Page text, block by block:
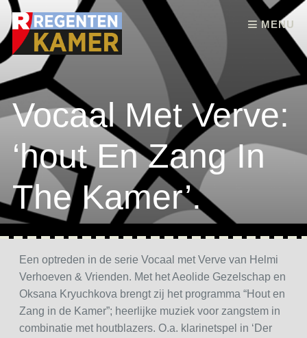
MENU
Skip to content
Vocaal Met Verve:
‘hout En Zang In
The Kamer’.
Een optreden in de serie Vocaal met Verve van Helmi
Verhoeven & Vrienden. Met het Aeolide Gezelschap en
Oksana Kryuchkova brengt zij het programma “Hout en
Zang in de Kamer”; heerlijke muziek voor zangstem in
combinatie met houtblazers. O.a. klarinetspel in ‘Der